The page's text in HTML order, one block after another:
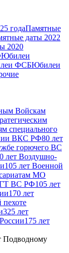
годаПамятные
даты 2022
2020
Юбилеи
ФСБЮбилеи
Войскам
специального
ВКС РФ80 лет
горючего ВС
лет Воздушно-
105 лет Военной
МО
ВС РФ105 лет
170 лет
пехоте
325 лет
175 лет
Подводному